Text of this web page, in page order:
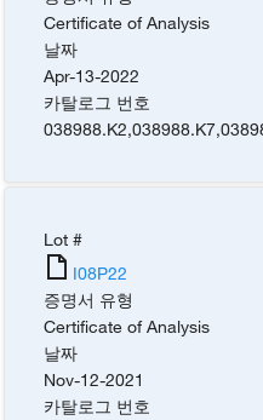
Certificate of Analysis
날짜
Apr-13-2022
카탈로그 번호
038988.K2,038988.K7,
Lot #
I08P22
증명서 유형
Certificate of Analysis
날짜
Nov-12-2021
카탈로그 번호